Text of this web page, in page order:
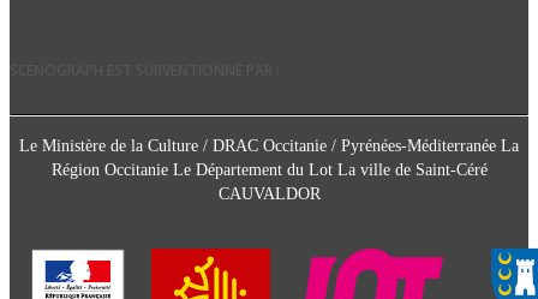
Le Ministère de la Culture / DRAC Occitanie / Pyrénées-Méditerranée La
Région Occitanie Le Département du Lot La ville de Saint-Céré
CAUVALDOR